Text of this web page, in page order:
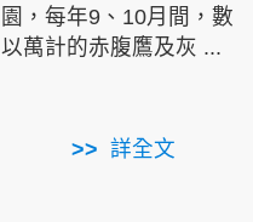
園，每年9、10月間，數
以萬計的赤腹鷹及灰 ...
詳全文